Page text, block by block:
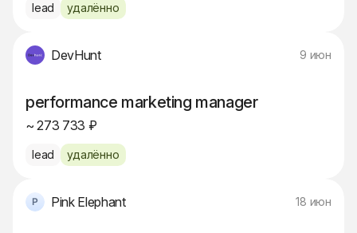
lead удалённо
DevHunt 9 июн
performance marketing manager
~ 273 733 ₽
lead удалённо
Pink Elephant 18 июн